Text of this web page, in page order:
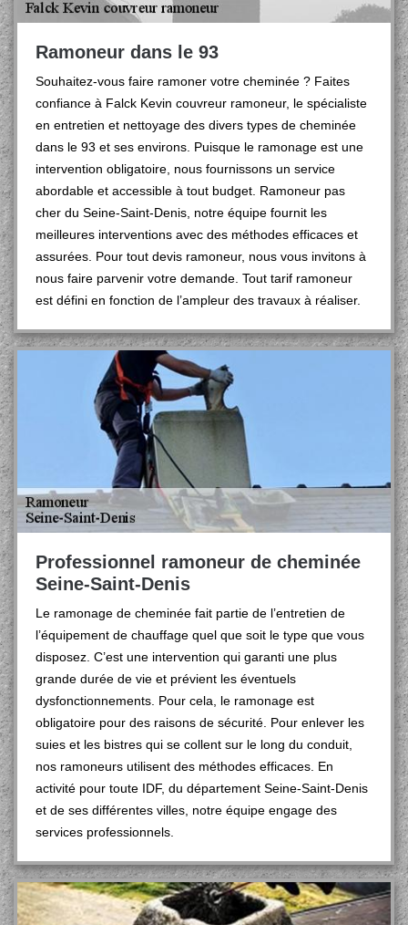
Ramoneur dans le 93
Souhaitez-vous faire ramoner votre cheminée ? Faites
confiance à Falck Kevin couvreur ramoneur, le spécialiste
en entretien et nettoyage des divers types de cheminée
dans le 93 et ses environs. Puisque le ramonage est une
intervention obligatoire, nous fournissons un service
abordable et accessible à tout budget. Ramoneur pas
cher du Seine-Saint-Denis, notre équipe fournit les
meilleures interventions avec des méthodes efficaces et
assurées. Pour tout devis ramoneur, nous vous invitons à
nous faire parvenir votre demande. Tout tarif ramoneur
est défini en fonction de l’ampleur des travaux à réaliser.
Professionnel ramoneur de cheminée
Seine-Saint-Denis
Le ramonage de cheminée fait partie de l’entretien de
l’équipement de chauffage quel que soit le type que vous
disposez. C’est une intervention qui garanti une plus
grande durée de vie et prévient les éventuels
dysfonctionnements. Pour cela, le ramonage est
obligatoire pour des raisons de sécurité. Pour enlever les
suies et les bistres qui se collent sur le long du conduit,
nos ramoneurs utilisent des méthodes efficaces. En
activité pour toute IDF, du département Seine-Saint-Denis
et de ses différentes villes, notre équipe engage des
services professionnels.